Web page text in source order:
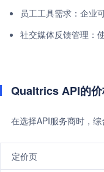
员工工具需求：企业
社交媒体反馈管理：
Qualtrics API的价
在选择API服务商时，
定价页